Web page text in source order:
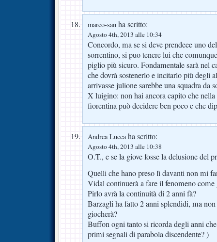
marco-san ha scritto:
Agosto 4th, 2013 alle 10:34
Concordo, ma se si deve prendeee uno
sorrentino, si puo tenere lui che
piglio più sicuro. Fondamentale sarà nel
che dovrà sostenerlo e incitarlo più degli
arrivasse julione sarebbe una squadra da
X luigino: non hai ancora capito che
fiorentina può decidere ben poco e che
Andrea Luccaha scritto:
Agosto 4th, 2013 alle 10:38
O.T., e se la giove fosse la delusione del
Quelli che hano preso lì davanti non mi
Vidal continuerà a fare il fenomeno
Pirlo avrà la continuità di 2 anni fà?
Barzagli ha fatto 2 anni splendidi, ma
giocherà?
Buffon ogni tanto si ricorda degli anni
primi segnali di parabola discendente? )